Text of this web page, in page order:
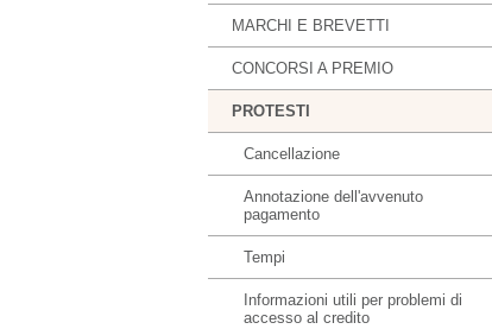
MARCHI E BREVETTI
CONCORSI A PREMIO
PROTESTI
Cancellazione
Annotazione dell'avvenuto
pagamento
Tempi
Informazioni utili per problemi di
accesso al credito